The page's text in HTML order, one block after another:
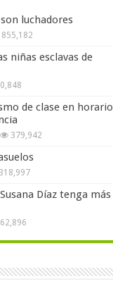
luchadores
855,182
niñas esclavas de
de clase en horario
379,942
318,997
Díaz tenga más